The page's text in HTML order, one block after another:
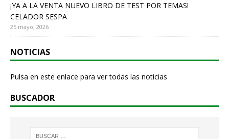
¡YA A LA VENTA NUEVO LIBRO DE TEST POR TEMAS!
CELADOR SESPA
25 mayo, 2026
NOTICIAS
Pulsa en este enlace para ver todas las noticias
BUSCADOR